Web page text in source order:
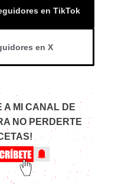
en TikTok
en X
A MI CANAL DE
NO PERDERTE